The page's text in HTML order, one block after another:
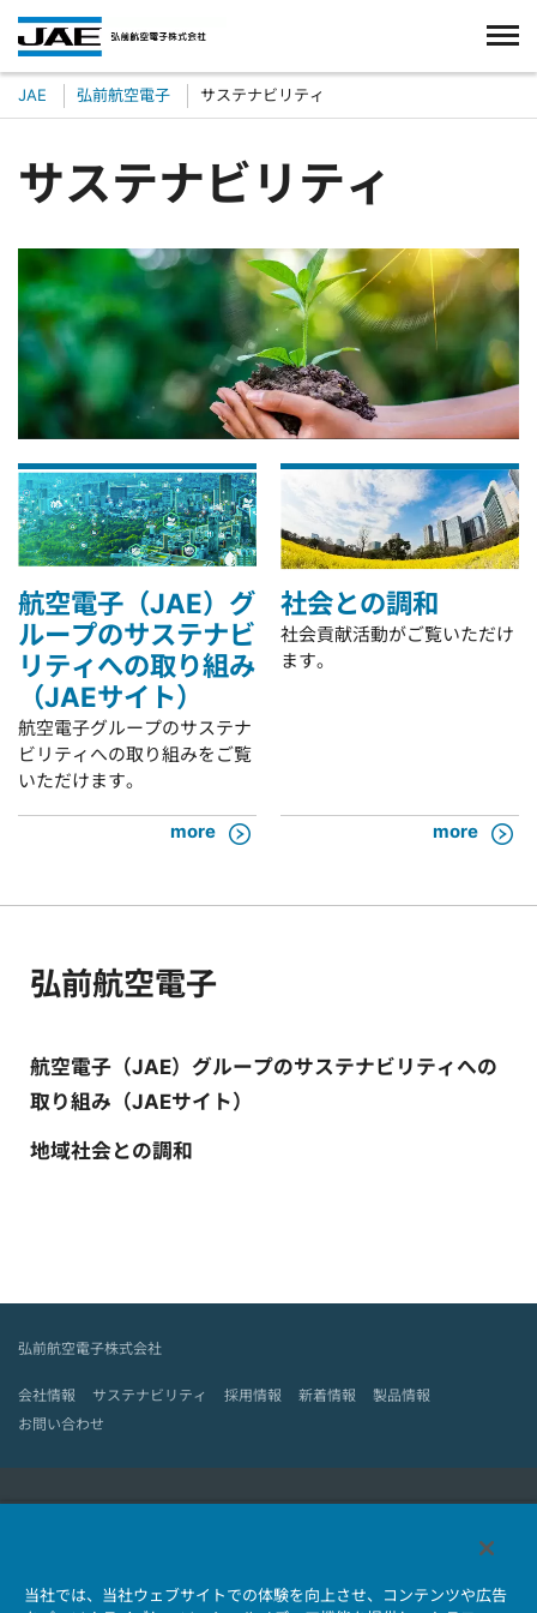
JAE 弘前航空電子 サステナビリティ
サステナビリティ
航空電子（JAE）グ
ループのサステナビ
リティへの取り組み
（JAEサイト）
航空電子グループのサステナ
ビリティへの取り組みをご覧
いただけます。
more
社会との調和
社会貢献活動がご覧いただけ
ます。
more
弘前航空電子
航空電子（JAE）グループのサステナビリティへの
取り組み（JAEサイト）
地域社会との調和
弘前航空電子株式会社
会社情報 サステナビリティ 採用情報 新着情報
製品情報
お問い合わせ
モーションセンス＆コントロール
アンテナ
当社では、当社ウェブサイトでの体験を向上させ、コンテンツや広告